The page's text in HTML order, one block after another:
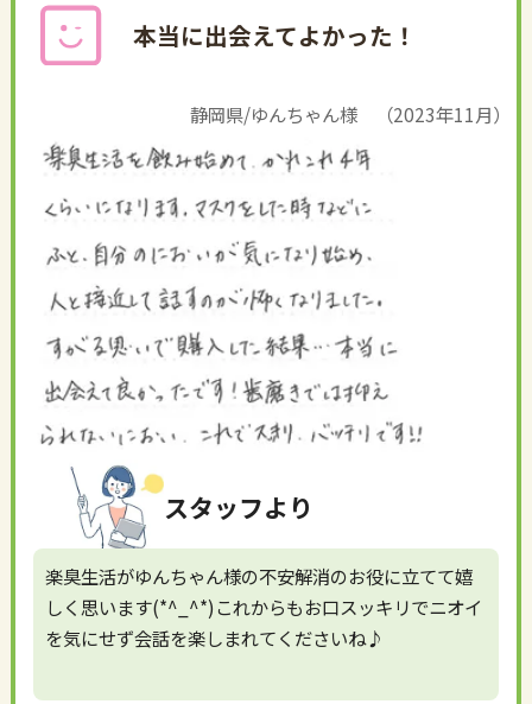
本当に出会えてよかった！
静岡県/ゆんちゃん様 （2023年11月）
スタッフより
楽臭生活がゆんちゃん様の不安解消のお役に立てて嬉
しく思います(*^_^*)これからもお口スッキリでニオイ
を気にせず会話を楽しまれてくださいね♪